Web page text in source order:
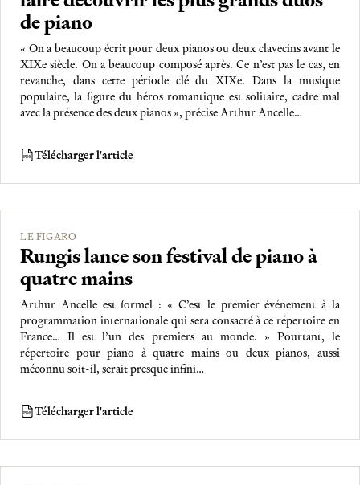
de piano
« On a beaucoup écrit pour deux pianos ou deux clavecins avant le
XIXe siècle. On a beaucoup composé après. Ce n’est pas le cas, en
revanche, dans cette période clé du XIXe. Dans la musique
populaire, la figure du héros romantique est solitaire, cadre mal
avec la présence des deux pianos », précise Arthur Ancelle…
PDF Télécharger l'article
LE FIGARO
Rungis lance son festival de piano à
quatre mains
Arthur Ancelle est formel : « C’est le premier événement à la
programmation internationale qui sera consacré à ce répertoire en
France… Il est l’un des premiers au monde. » Pourtant, le
répertoire pour piano à quatre mains ou deux pianos, aussi
méconnu soit-il, serait presque infini…
PDF Télécharger l'article